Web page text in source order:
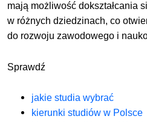
mają możliwość dokształcania
w różnych dziedzinach, co
do rozwoju zawodowego i
Sprawdź
jakie studia wybrać
kierunki studiów w Polsce